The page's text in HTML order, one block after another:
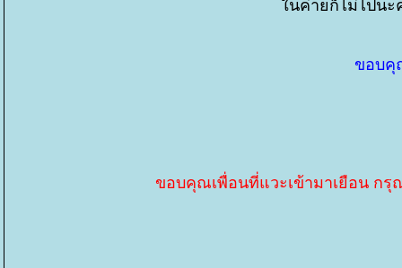
นค่ายก็ไม่ไปนะ
ขอบคุ
ขอบคุณเพื่อนที่แวะเข้ามาเยือน กรุ